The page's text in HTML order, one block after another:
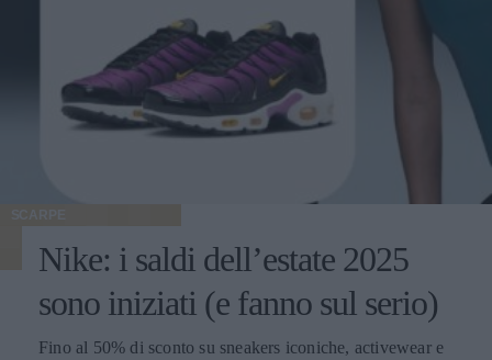
SCARPE
Nike: i saldi dell’estate 2025
sono iniziati (e fanno sul serio)
Fino al 50% di sconto su sneakers iconiche, activewear e